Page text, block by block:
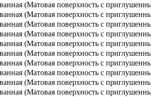
(Матовая поверхность с
(Матовая поверхность с
(Матовая поверхность с
(Матовая поверхность с
(Матовая поверхность с
(Матовая поверхность с
(Матовая поверхность с
(Матовая поверхность с
(Матовая поверхность с
(Матовая поверхность с